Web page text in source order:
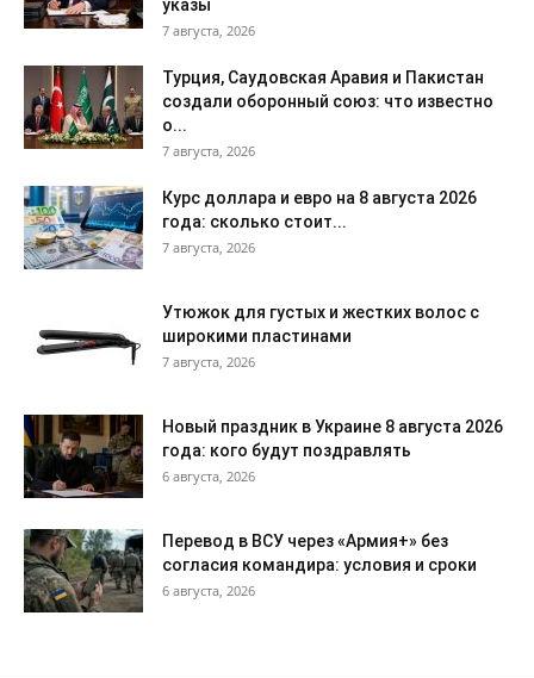
указы
7 августа, 2026
Турция, Саудовская Аравия и Пакистан
создали оборонный союз: что известно
о...
7 августа, 2026
Курс доллара и евро на 8 августа 2026
года: сколько стоит...
7 августа, 2026
Утюжок для густых и жестких волос с
широкими пластинами
7 августа, 2026
Новый праздник в Украине 8 августа 2026
года: кого будут поздравлять
6 августа, 2026
Перевод в ВСУ через «Армия+» без
согласия командира: условия и сроки
6 августа, 2026